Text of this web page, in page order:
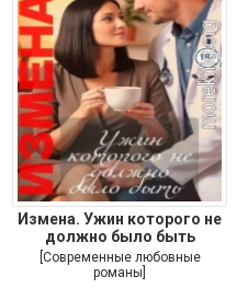
Измена. Ужин которого не
должно было быть
[Современные любовные
романы]